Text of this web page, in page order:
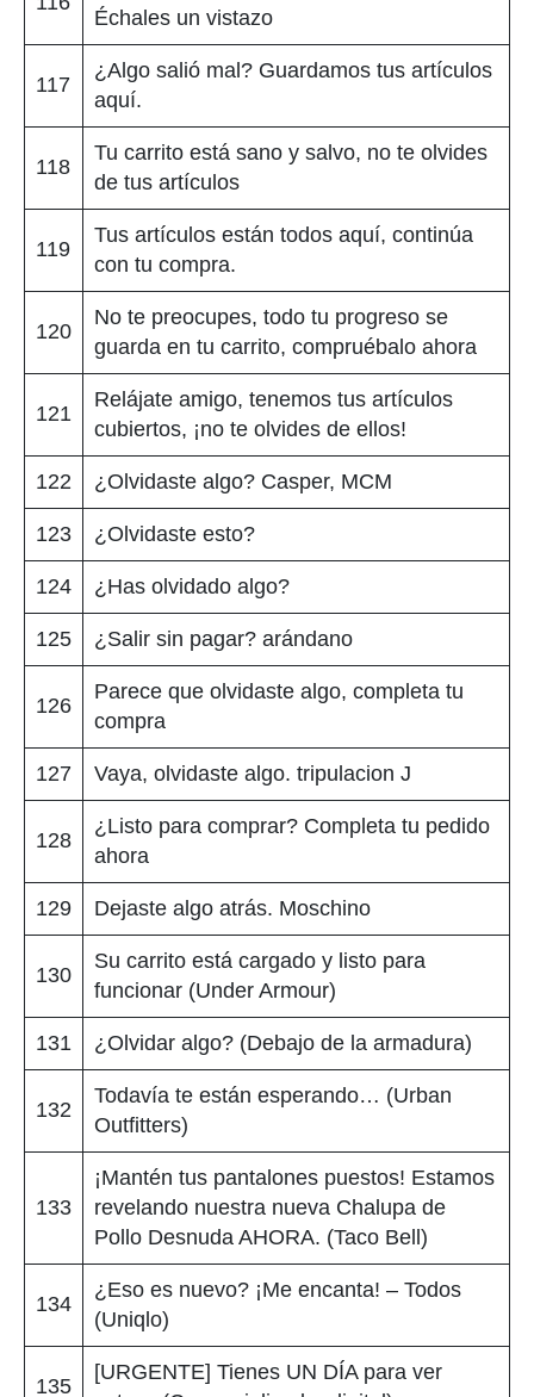
Échales un vistazo
117
¿Algo salió mal? Guardamos tus artículos
aquí.
118
Tu carrito está sano y salvo, no te olvides
de tus artículos
119
Tus artículos están todos aquí, continúa
con tu compra.
120
No te preocupes, todo tu progreso se
guarda en tu carrito, compruébalo ahora
121
Relájate amigo, tenemos tus artículos
cubiertos, ¡no te olvides de ellos!
122 ¿Olvidaste algo? Casper, MCM
123 ¿Olvidaste esto?
124 ¿Has olvidado algo?
125 ¿Salir sin pagar? arándano
126
Parece que olvidaste algo, completa tu
compra
127 Vaya, olvidaste algo. tripulacion J
128
¿Listo para comprar? Completa tu pedido
ahora
129 Dejaste algo atrás. Moschino
130
Su carrito está cargado y listo para
funcionar (Under Armour)
131 ¿Olvidar algo? (Debajo de la armadura)
132
Todavía te están esperando… (Urban
Outfitters)
133
¡Mantén tus pantalones puestos! Estamos
revelando nuestra nueva Chalupa de
Pollo Desnuda AHORA. (Taco Bell)
134
¿Eso es nuevo? ¡Me encanta! – Todos
(Uniqlo)
135
[URGENTE] Tienes UN DÍA para ver